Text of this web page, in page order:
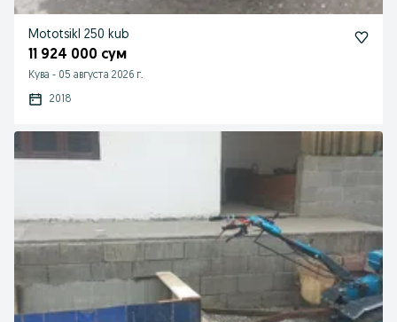
Mototsikl 250 kub
11 924 000 сум
Кува - 05 августа 2026 г.
2018